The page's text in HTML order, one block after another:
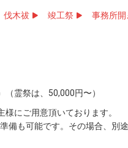
伐木祓 竣工祭 事務所開
霊祭は、50,000円〜）
にご用意頂いております。
備も可能です。その場合、別